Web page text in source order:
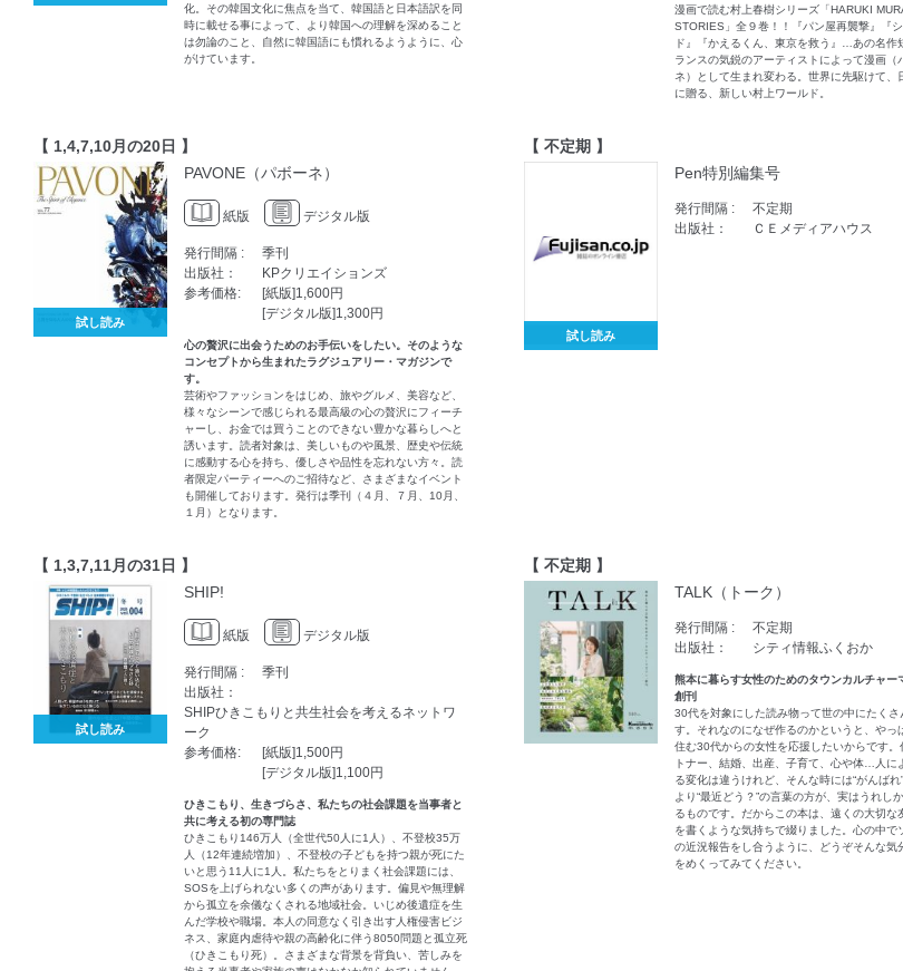
化。その韓国文化に焦点を当て、韓国語と日本語訳を同
時に載せる事によって、より韓国への理解を深めること
は勿論のこと、自然に韓国語にも慣れるようように、心
がけています。
漫画で読む村上春樹シリーズ「HARUKI
STORIES」全９巻！！『パン屋再襲撃』『
ド』『かえるくん、東京を救う』…あの名作
ランスの気鋭のアーティストによって漫画（
ネ）として生まれ変わる。世界に先駆けて、
に贈る、新しい村上ワールド。
【 1,4,7,10月の20日 】
試し読み
PAVONE（パボーネ）
紙版 デジタル版
発行間隔 :
季刊
出版社：
KPクリエイションズ
参考価格:
[紙版]1,600円
[デジタル版]1,300円
心の贅沢に出会うためのお手伝いをしたい。そのような
コンセプトから生まれたラグジュアリー・マガジンで
す。
芸術やファッションをはじめ、旅やグルメ、美容など、
様々なシーンで感じられる最高級の心の贅沢にフィーチ
ャーし、お金では買うことのできない豊かな暮らしへと
誘います。読者対象は、美しいものや風景、歴史や伝統
に感動する心を持ち、優しさや品性を忘れない方々。読
者限定パーティーへのご招待など、さまざまなイベント
も開催しております。発行は季刊（４月、７月、10月、
１月）となります。
【 不定期 】
試し読み
Pen特別編集号
発行間隔 :
不定期
出版社：
ＣＥメディアハウス
【 1,3,7,11月の31日 】
試し読み
SHIP!
紙版 デジタル版
発行間隔 :
季刊
出版社：
SHIPひきこもりと共生社会を考えるネットワ
ーク
参考価格:
[紙版]1,500円
[デジタル版]1,100円
ひきこもり、生きづらさ、私たちの社会課題を当事者と
共に考える初の専門誌
ひきこもり146万人（全世代50人に1人）、不登校35万
人（12年連続増加）、不登校の子どもを持つ親が死にた
いと思う11人に1人。私たちをとりまく社会課題には、
SOSを上げられない多くの声があります。偏見や無理解
から孤立を余儀なくされる地域社会。いじめ後遺症を生
んだ学校や職場。本人の同意なく引き出す人権侵害ビジ
ネス、家庭内虐待や親の高齢化に伴う8050問題と孤立死
（ひきこもり死）。さまざまな背景を背負い、苦しみを
【 不定期 】
TALK（トーク）
発行間隔 :
不定期
出版社：
シティ情報ふくおか
熊本に暮らす女性のためのタウンカルチャー
創刊
30代を対象にした読み物って世の中にたくさ
す。それなのになぜ作るのかというと、やっ
住む30代からの女性を応援したいからです。
トナー、結婚、出産、子育て、心や体…人に
る変化は違うけれど、そんな時には“がんばれ
より“最近どう？”の言葉の方が、実はうれし
るものです。だからこの本は、遠くの大切な
を書くような気持ちで綴りました。心の中で
の近況報告をし合うように、どうぞそんな気
をめくってみてください。